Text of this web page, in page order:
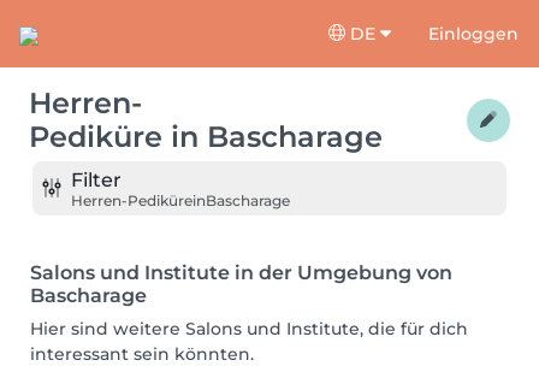
DE Einloggen
Herren-
Pediküre in Bascharage
Filter
Herren-PediküreinBascharage
Salons und Institute in der Umgebung von
Bascharage
Hier sind weitere Salons und Institute, die für dich
interessant sein könnten.